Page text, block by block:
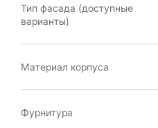
Тип фасада (доступные
варианты)
Материал корпуса
Фурнитура